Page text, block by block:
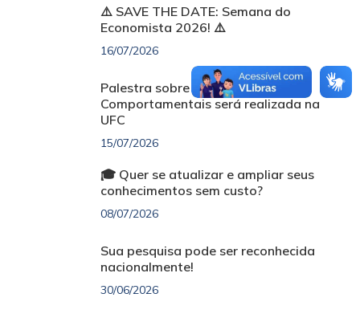
⚠️ SAVE THE DATE: Semana do
Economista 2026! ⚠️
16/07/2026
Palestra sobre Finanças
Comportamentais será realizada na
UFC
15/07/2026
🎓 Quer se atualizar e ampliar seus
conhecimentos sem custo?
08/07/2026
Sua pesquisa pode ser reconhecida
nacionalmente!
30/06/2026